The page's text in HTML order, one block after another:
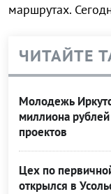
маршрутах.
ЧИТАЙТЕ
Молодежь
миллиона
проектов
Цех по
открылся в